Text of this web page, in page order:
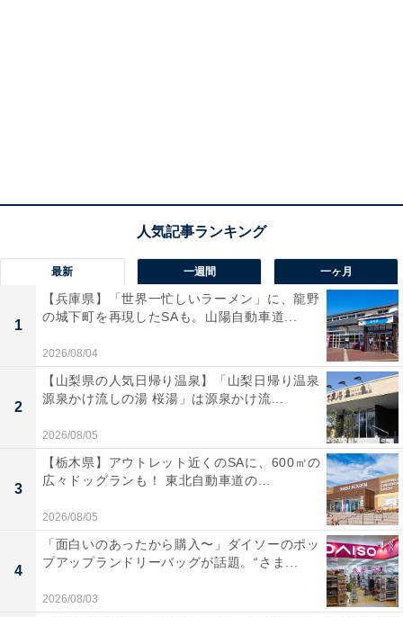
最新 一週間 一ヶ月
1
【兵庫県】「世界一忙しいラーメン」に、龍野
の城下町を再現したSAも。山陽自動車道...
2026/08/04
2
【山梨県の人気日帰り温泉】「山梨日帰り温泉
源泉かけ流しの湯 桜湯」は源泉かけ流...
2026/08/05
3
【栃木県】アウトレット近くのSAに、600㎡の
広々ドッグランも！ 東北自動車道の...
2026/08/05
4
「面白いのあったから購入〜」ダイソーのポッ
プアップランドリーバッグが話題。“さま...
2026/08/03